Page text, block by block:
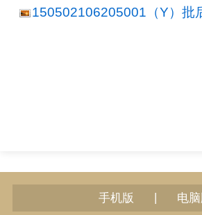
150502106205001（Y）批
手机版 电